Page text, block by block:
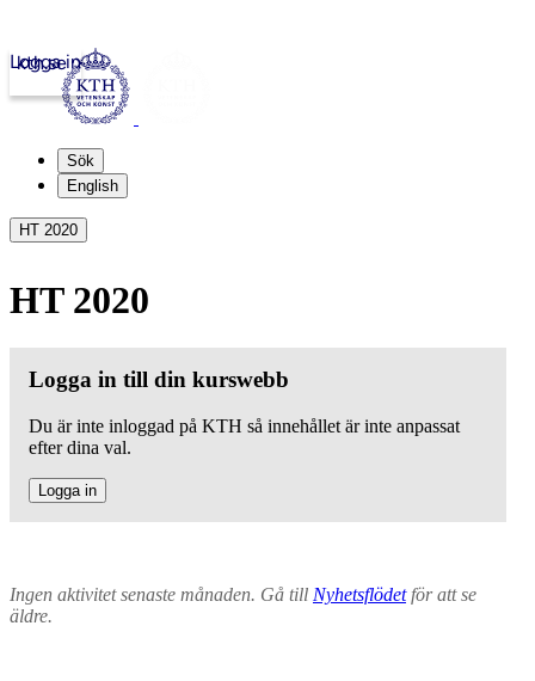
kth.se
Logga in
Sök
English
HT 2020
HT 2020
Logga in till din kurswebb
Du är inte inloggad på KTH så innehållet är inte anpassat
efter dina val.
Logga in
Ingen aktivitet senaste månaden. Gå till Nyhetsflödetför att se
äldre.